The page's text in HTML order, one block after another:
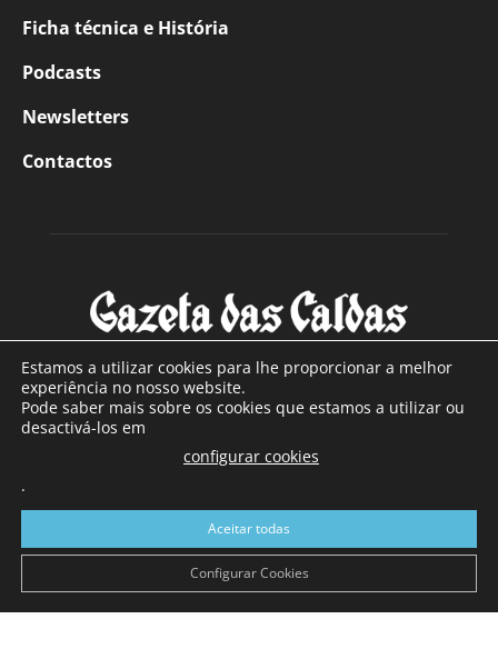
Ficha técnica e História
Podcasts
Newsletters
Contactos
SOBRE NÓS
Com sede nas Caldas da Rainha e mais de 90 anos de
a sul de distrito de Leiria, com mais de 40.000 leitores por
toda a região Oeste. Jornal com distribuição em Portugal
Continental e assinatura online.
Estamos a utilizar cookies para lhe proporcionar a melhor
experiência no nosso website.
Pode saber mais sobre os cookies que estamos a utilizar ou
desactivá-los em
configurar cookies
.
Aceitar todas
Configurar Cookies